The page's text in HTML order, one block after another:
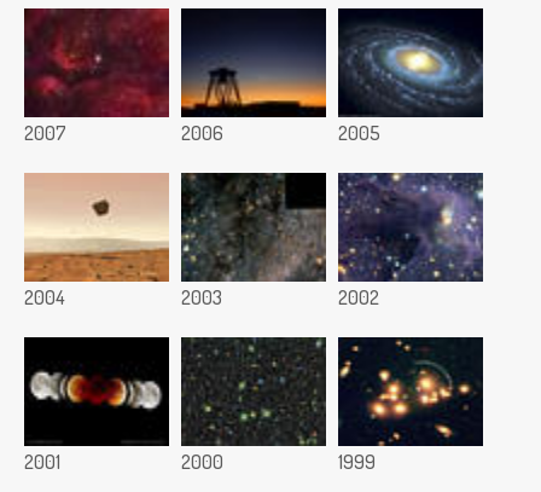
2007 2006 2005
2004 2003 2002
2001 2000 1999